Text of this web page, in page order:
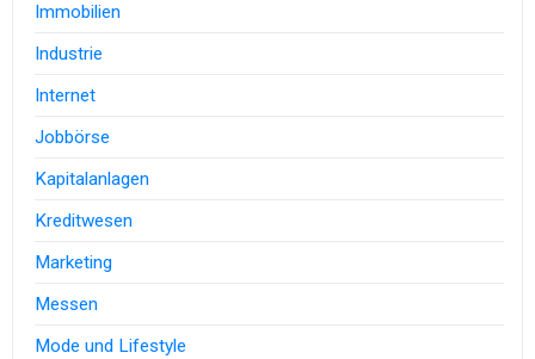
Immobilien
Industrie
Internet
Jobbörse
Kapitalanlagen
Kreditwesen
Marketing
Messen
Mode und Lifestyle